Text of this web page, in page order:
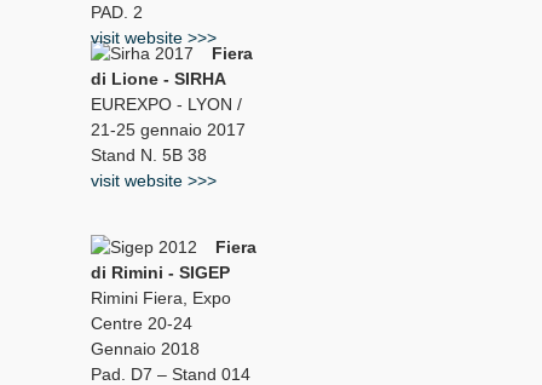
PAD. 2
visit website >>>
Fiera
di Lione - SIRHA
EUREXPO - LYON /
21-25 gennaio 2017
Stand N. 5B 38
visit website >>>
Fiera
di Rimini - SIGEP
Rimini Fiera, Expo
Centre 20-24
Gennaio 2018
Pad. D7 – Stand 014